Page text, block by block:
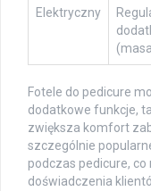
Elektryczny
Fotele do pedicure
dodatkowe funkcje,
zwiększa komfort
szczególnie
podczas pedicure,
doświadczenia